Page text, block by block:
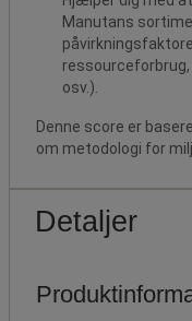
Manutans
osv.).
Denne score er
om metodologi for
Detaljer